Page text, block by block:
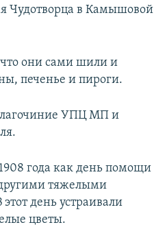
Чудотворца в Камышовой
что они сами шили и
печенье и пироги.
УПЦ МП и
года как день помощи
тяжелыми
день устраивали
цветы.